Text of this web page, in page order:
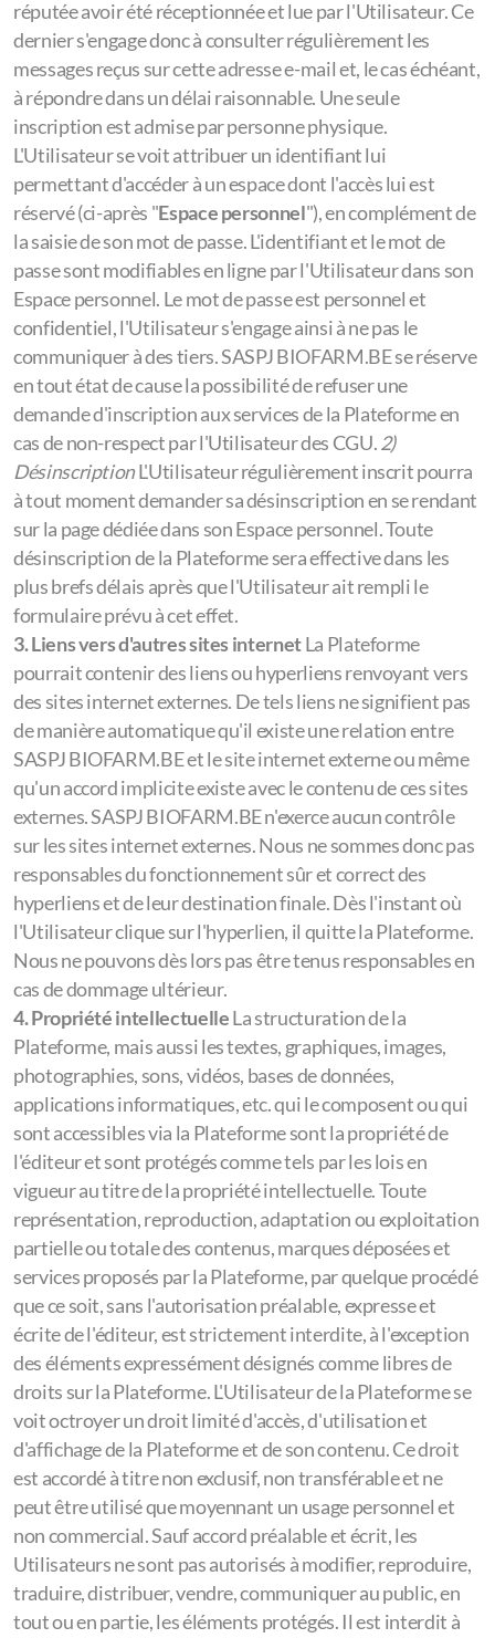
réputée avoir été réceptionnée et lue par l'Utilisateur. Ce
dernier s'engage donc à consulter régulièrement les
messages reçus sur cette adresse e-mail et, le cas échéant,
à répondre dans un délai raisonnable. Une seule
inscription est admise par personne physique.
L'Utilisateur se voit attribuer un identifiant lui
permettant d'accéder à un espace dont l'accès lui est
réservé (ci-après "Espace personnel"), en complément de
la saisie de son mot de passe. L'identifiant et le mot de
passe sont modifiables en ligne par l'Utilisateur dans son
Espace personnel. Le mot de passe est personnel et
confidentiel, l'Utilisateur s'engage ainsi à ne pas le
communiquer à des tiers. SASPJ BIOFARM.BE se réserve
en tout état de cause la possibilité de refuser une
demande d'inscription aux services de la Plateforme en
cas de non-respect par l'Utilisateur des CGU.2)
DésinscriptionL'Utilisateur régulièrement inscrit pourra
à tout moment demander sa désinscription en se rendant
sur la page dédiée dans son Espace personnel. Toute
désinscription de la Plateforme sera effective dans les
plus brefs délais après que l'Utilisateur ait rempli le
formulaire prévu à cet effet.
3. Liens vers d'autres sites internetLa Plateforme
pourrait contenir des liens ou hyperliens renvoyant vers
des sites internet externes. De tels liens ne signifient pas
de manière automatique qu'il existe une relation entre
SASPJ BIOFARM.BE et le site internet externe ou même
qu'un accord implicite existe avec le contenu de ces sites
externes. SASPJ BIOFARM.BE n'exerce aucun contrôle
sur les sites internet externes. Nous ne sommes donc pas
responsables du fonctionnement sûr et correct des
hyperliens et de leur destination finale. Dès l'instant où
l'Utilisateur clique sur l'hyperlien, il quitte la Plateforme.
Nous ne pouvons dès lors pas être tenus responsables en
cas de dommage ultérieur.
4. Propriété intellectuelleLa structuration de la
Plateforme, mais aussi les textes, graphiques, images,
photographies, sons, vidéos, bases de données,
applications informatiques, etc. qui le composent ou qui
sont accessibles via la Plateforme sont la propriété de
l'éditeur et sont protégés comme tels par les lois en
vigueur au titre de la propriété intellectuelle. Toute
représentation, reproduction, adaptation ou exploitation
partielle ou totale des contenus, marques déposées et
services proposés par la Plateforme, par quelque procédé
que ce soit, sans l'autorisation préalable, expresse et
écrite de l'éditeur, est strictement interdite, à l'exception
des éléments expressément désignés comme libres de
droits sur la Plateforme. L'Utilisateur de la Plateforme se
voit octroyer un droit limité d'accès, d'utilisation et
d'affichage de la Plateforme et de son contenu. Ce droit
est accordé à titre non exclusif, non transférable et ne
peut être utilisé que moyennant un usage personnel et
non commercial. Sauf accord préalable et écrit, les
Utilisateurs ne sont pas autorisés à modifier, reproduire,
traduire, distribuer, vendre, communiquer au public, en
tout ou en partie, les éléments protégés. Il est interdit à